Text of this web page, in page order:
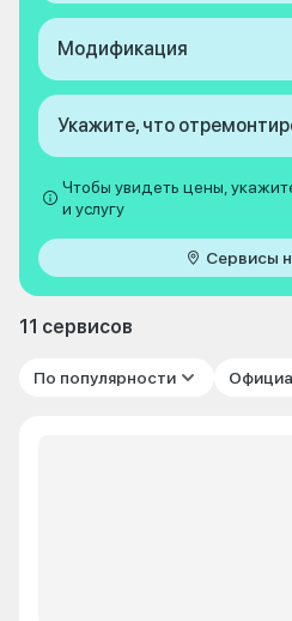
Модификация
Укажите, что
Чтобы увидеть цены,
и услугу
Сервисы
11 сервисов
По популярности